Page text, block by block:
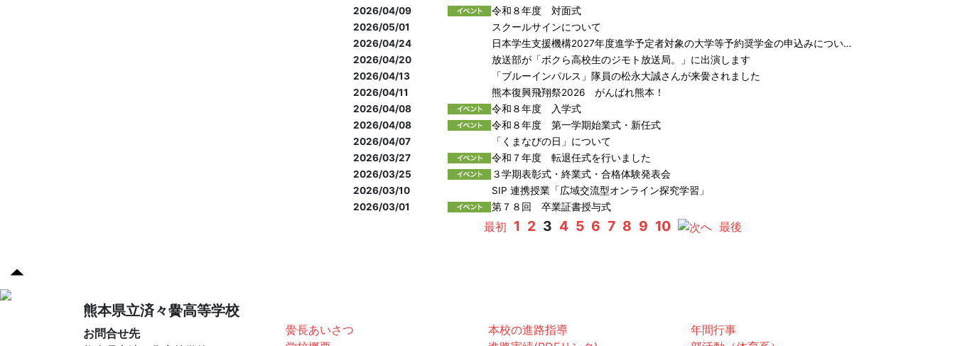
2026/04/09
令和８年度 対面式
2026/05/01
スクールサインについて
2026/04/24
日本学生支援機構2027年度進学予定者対象の大学等予約奨学金の申込みについ…
2026/04/20
放送部が「ボクら高校生のジモト放送局。」に出演します
2026/04/13
「ブルーインパルス」隊員の松永大誠さんが来黌されました
2026/04/11
熊本復興飛翔祭2026 がんばれ熊本！
2026/04/08
令和８年度 入学式
2026/04/08
令和８年度 第一学期始業式・新任式
2026/04/07
「くまなびの日」について
2026/03/27
令和７年度 転退任式を行いました
2026/03/25
３学期表彰式・終業式・合格体験発表会
2026/03/10
SIP 連携授業「広域交流型オンライン探究学習」
2026/03/01
第７８回 卒業証書授与式
最初 1 2 3 4 5 6 7 8 9 10 へ 最後
熊本県立済々黌高等学校
お問合せ先
黌長あいさつ
本校の進路指導
年間行事